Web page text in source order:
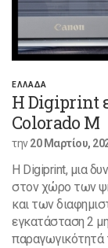
ΕΛΛΑΔΑ
Η Digiprint
Colorado M
την20 Μαρτίου,
Η Digiprint, μια
στον χώρο των
και των
εγκατάσταση 2
παραγωγικότητά